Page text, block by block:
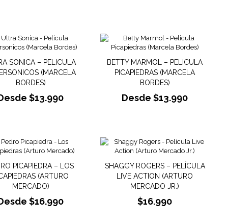
SONICA – PELICULA
(MARCELA
BORDES)
$13.990
BETTY MARMOL – PELICULA
PICAPIEDRAS (MARCELA
BORDES)
Desde$13.990
PICAPIEDRA – LOS
(ARTURO
MERCADO)
$16.990
SHAGGY ROGERS – PELÍCULA
LIVE ACTION (ARTURO
MERCADO JR.)
$16.990